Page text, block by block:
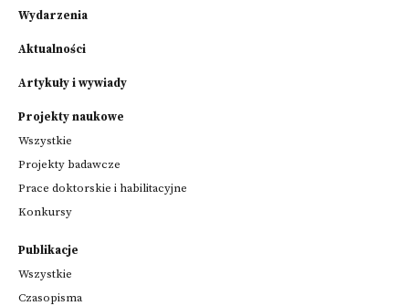
Wydarzenia
Aktualności
Artykuły i wywiady
Projekty naukowe
Wszystkie
Projekty badawcze
Prace doktorskie i habilitacyjne
Konkursy
Publikacje
Wszystkie
Czasopisma